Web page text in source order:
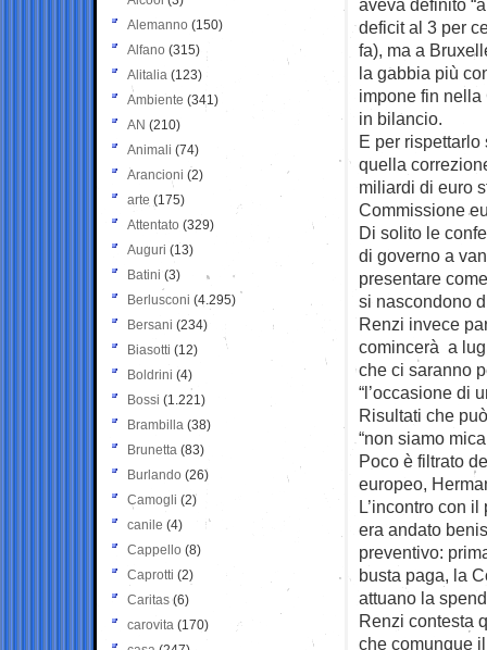
aveva definito
deficit al 3 per
fa), ma a
la gabbia più
impone fin
in bilancio.
E per
quella
miliardi di euro
Commissione
Di solito le
di governo a
presentare
si nascondono
Renzi invece
comincerà a
che ci saranno
“l’occasione di
Risultati che
“non siamo
Poco è filtrato
europeo,
L’incontro con
era andato
preventivo:
busta paga, la
attuano la
Renzi contesta
che comunque
Alemanno (150)
Alfano (315)
Alitalia (123)
Ambiente (341)
AN (210)
Animali (74)
Arancioni (2)
arte (175)
Attentato (329)
Auguri (13)
Batini (3)
Berlusconi (4.295)
Bersani (234)
Biasotti (12)
Boldrini (4)
Bossi (1.221)
Brambilla (38)
Brunetta (83)
Burlando (26)
Camogli (2)
canile (4)
Cappello (8)
Caprotti (2)
Caritas (6)
carovita (170)